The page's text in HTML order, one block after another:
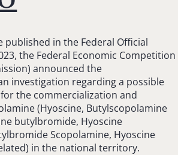
published in the Federal Official
the Federal Economic Competition
announced the
investigation regarding a possible
the commercialization and
(Hyoscine, Butylscopolamine
butylbromide, Hyoscine
Scopolamine, Hyoscine
in the national territory.